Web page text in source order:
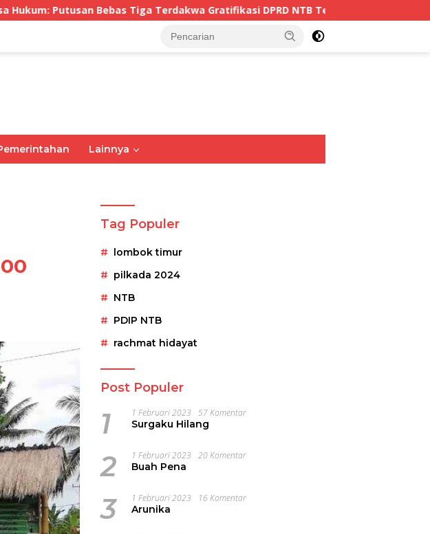
Tiga Terdakwa Gratifikasi DPRD NTB Tegaskan Keadilan Berdasarkan Fakta
Lainnya
Tag Populer
lombok timur
pilkada 2024
NTB
PDIP NTB
rachmat hidayat
Post Populer
1 1 Februari 2023 57 Komentar
Surgaku Hilang
2 1 Februari 2023 20 Komentar
Buah Pena
3 1 Februari 2023 16 Komentar
Arunika